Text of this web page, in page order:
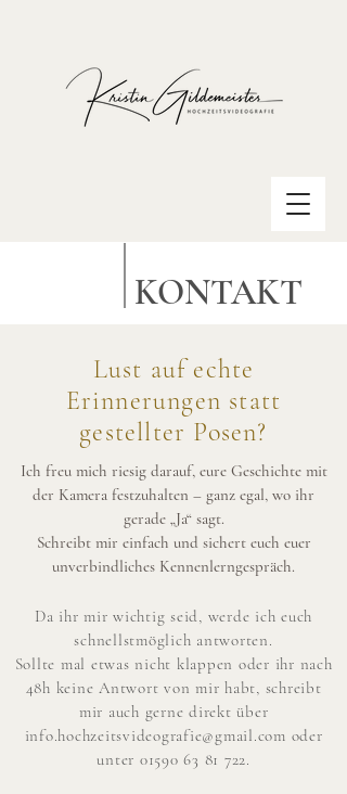
Lust auf echte
Erinnerungen statt
gestellter Posen?
KONTAKT
Ich freu mich riesig darauf, eure Geschichte mit
der Kamera festzuhalten – ganz egal, wo ihr
gerade „Ja“ sagt.
Schreibt mir einfach und sichert euch euer
unverbindliches Kennenlerngespräch.
Da ihr mir wichtig seid, werde ich euch
schnellstmöglich antworten.
Sollte mal etwas nicht klappen oder ihr nach
48h keine Antwort von mir habt, schreibt
mir auch gerne direkt über
info.hochzeitsvideografie@gmail.com oder
unter 01590 63 81 722.